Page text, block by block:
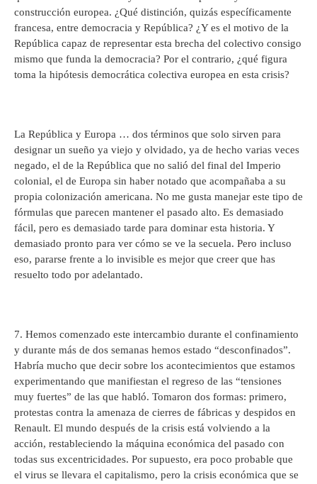
construcción europea. ¿Qué distinción, quizás específicamente
francesa, entre democracia y República? ¿Y es el motivo de la
República capaz de representar esta brecha del colectivo consigo
mismo que funda la democracia? Por el contrario, ¿qué figura
toma la hipótesis democrática colectiva europea en esta crisis?
La República y Europa … dos términos que solo sirven para
designar un sueño ya viejo y olvidado, ya de hecho varias veces
negado, el de la República que no salió del final del Imperio
colonial, el de Europa sin haber notado que acompañaba a su
propia colonización americana. No me gusta manejar este tipo de
fórmulas que parecen mantener el pasado alto. Es demasiado
fácil, pero es demasiado tarde para dominar esta historia. Y
demasiado pronto para ver cómo se ve la secuela. Pero incluso
eso, pararse frente a lo invisible es mejor que creer que has
resuelto todo por adelantado.
7. Hemos comenzado este intercambio durante el confinamiento
y durante más de dos semanas hemos estado “desconfinados”.
Habría mucho que decir sobre los acontecimientos que estamos
experimentando que manifiestan el regreso de las “tensiones
muy fuertes” de las que habló. Tomaron dos formas: primero,
protestas contra la amenaza de cierres de fábricas y despidos en
Renault. El mundo después de la crisis está volviendo a la
acción, restableciendo la máquina económica del pasado con
todas sus excentricidades. Por supuesto, era poco probable que
el virus se llevara el capitalismo, pero la crisis económica que se